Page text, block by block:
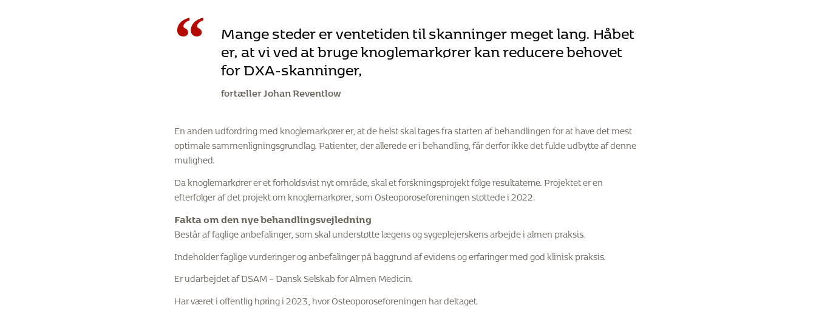
“ Mange steder er ventetiden til skanninger meget lang. Håbet
er, at vi ved at bruge knoglemarkører kan reducere behovet
for DXA-skanninger,
fortæller Johan Reventlow
En anden udfordring med knoglemarkører er, at de helst skal tages fra starten af behandlingen for at have det mest
optimale sammenligningsgrundlag. Patienter, der allerede er i behandling, får derfor ikke det fulde udbytte af denne
mulighed.
Da knoglemarkører er et forholdsvist nyt område, skal et forskningsprojekt følge resultaterne. Projektet er en
efterfølger af det projekt om knoglemarkører, som Osteoporoseforeningen støttede i 2022.
Fakta om den nye behandlingsvejledning
Består af faglige anbefalinger, som skal understøtte lægens og sygeplejerskens arbejde i almen praksis.
Indeholder faglige vurderinger og anbefalinger på baggrund af evidens og erfaringer med god klinisk praksis.
Er udarbejdet af DSAM – Dansk Selskab for Almen Medicin.
Har været i offentlig høring i 2023, hvor Osteoporoseforeningen har deltaget.